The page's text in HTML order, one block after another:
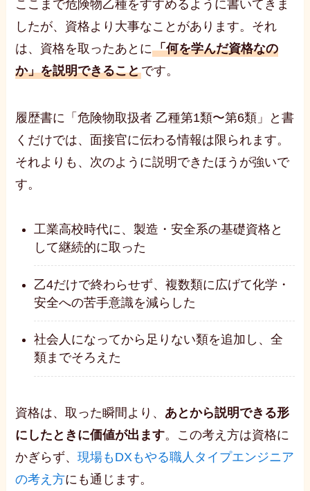
ここまで危険物乙種をすすめるように書いてきま
したが、資格より大事なことがあります。それ
は、資格を取ったあとに「何を学んだ資格なの
か」を説明できることです。
履歴書に「危険物取扱者 乙種第1類〜第6類」と書
くだけでは、面接官に伝わる情報は限られます。
それよりも、次のように説明できたほうが強いで
す。
工業高校時代に、製造・安全系の基礎資格と
して継続的に取った
乙4だけで終わらせず、複数類に広げて化学・
安全への苦手意識を減らした
社会人になってから足りない類を追加し、全
類までそろえた
資格は、取った瞬間より、 あとから説明できる形
にしたときに価値が出ます。この考え方は資格に
かぎらず、現場もDXもやる職人タイプエンジニア
の考え方にも通じます。